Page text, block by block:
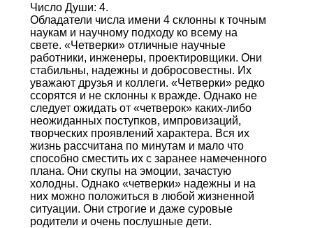
Число Души: 4.
Обладатели числа имени 4 склонны к точным
наукам и научному подходу ко всему на
свете. «Четверки» отличные научные
работники, инженеры, проектировщики. Они
стабильны, надежны и добросовестны. Их
уважают друзья и коллеги. «Четверки» редко
ссорятся и не склонны к вражде. Однако не
следует ожидать от «четверок» каких-либо
неожиданных поступков, импровизаций,
творческих проявлений характера. Вся их
жизнь рассчитана по минутам и мало что
способно сместить их с заранее намеченного
плана. Они скупы на эмоции, зачастую
холодны. Однако «четверки» надежны и на
них можно положиться в любой жизненной
ситуации. Они строгие и даже суровые
родители и очень послушные дети.